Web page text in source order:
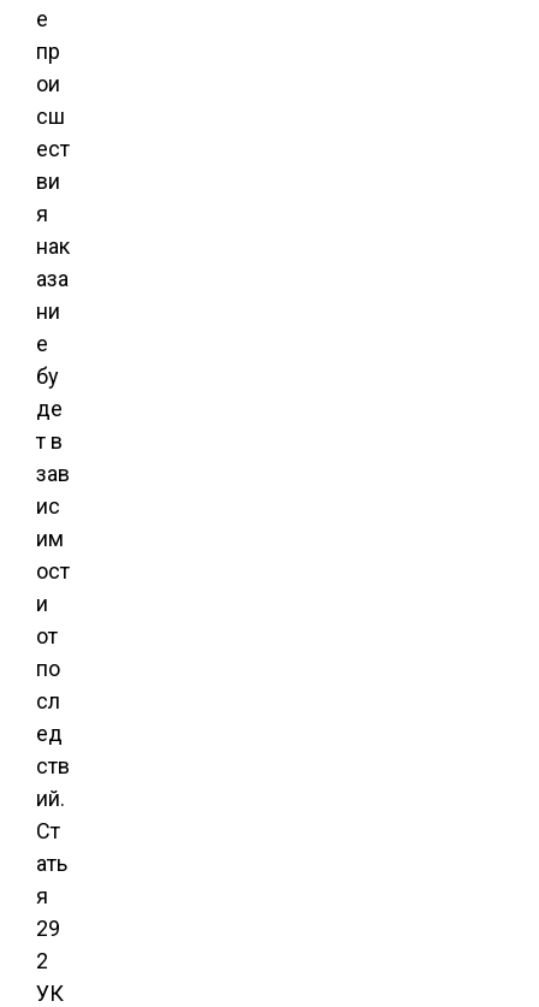
е
пр
ои
сш
ест
ви
я
нак
аза
ни
е
бу
де
т в
зав
ис
им
ост
и
от
по
сл
ед
ств
ий.
Ст
ать
я
29
2
УК